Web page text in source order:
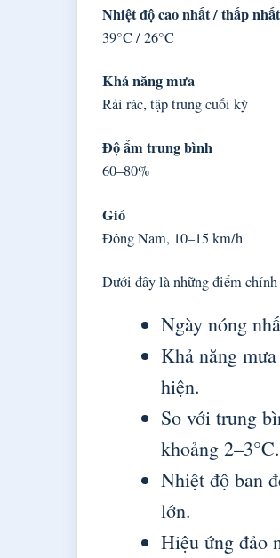
Nhiệt độ cao nhất / thấp nhất
39°C / 26°C
Khả năng mưa
Rải rác, tập trung cuối kỳ
Độ ẩm trung bình
60–80%
Gió
Đông Nam, 10–15 km/h
Dưới đây là những điểm
Ngày nóng
Khả năng
hiện.
So với trung
khoảng 2–3°C.
Nhiệt độ ban
lớn.
Hiệu ứng đảo